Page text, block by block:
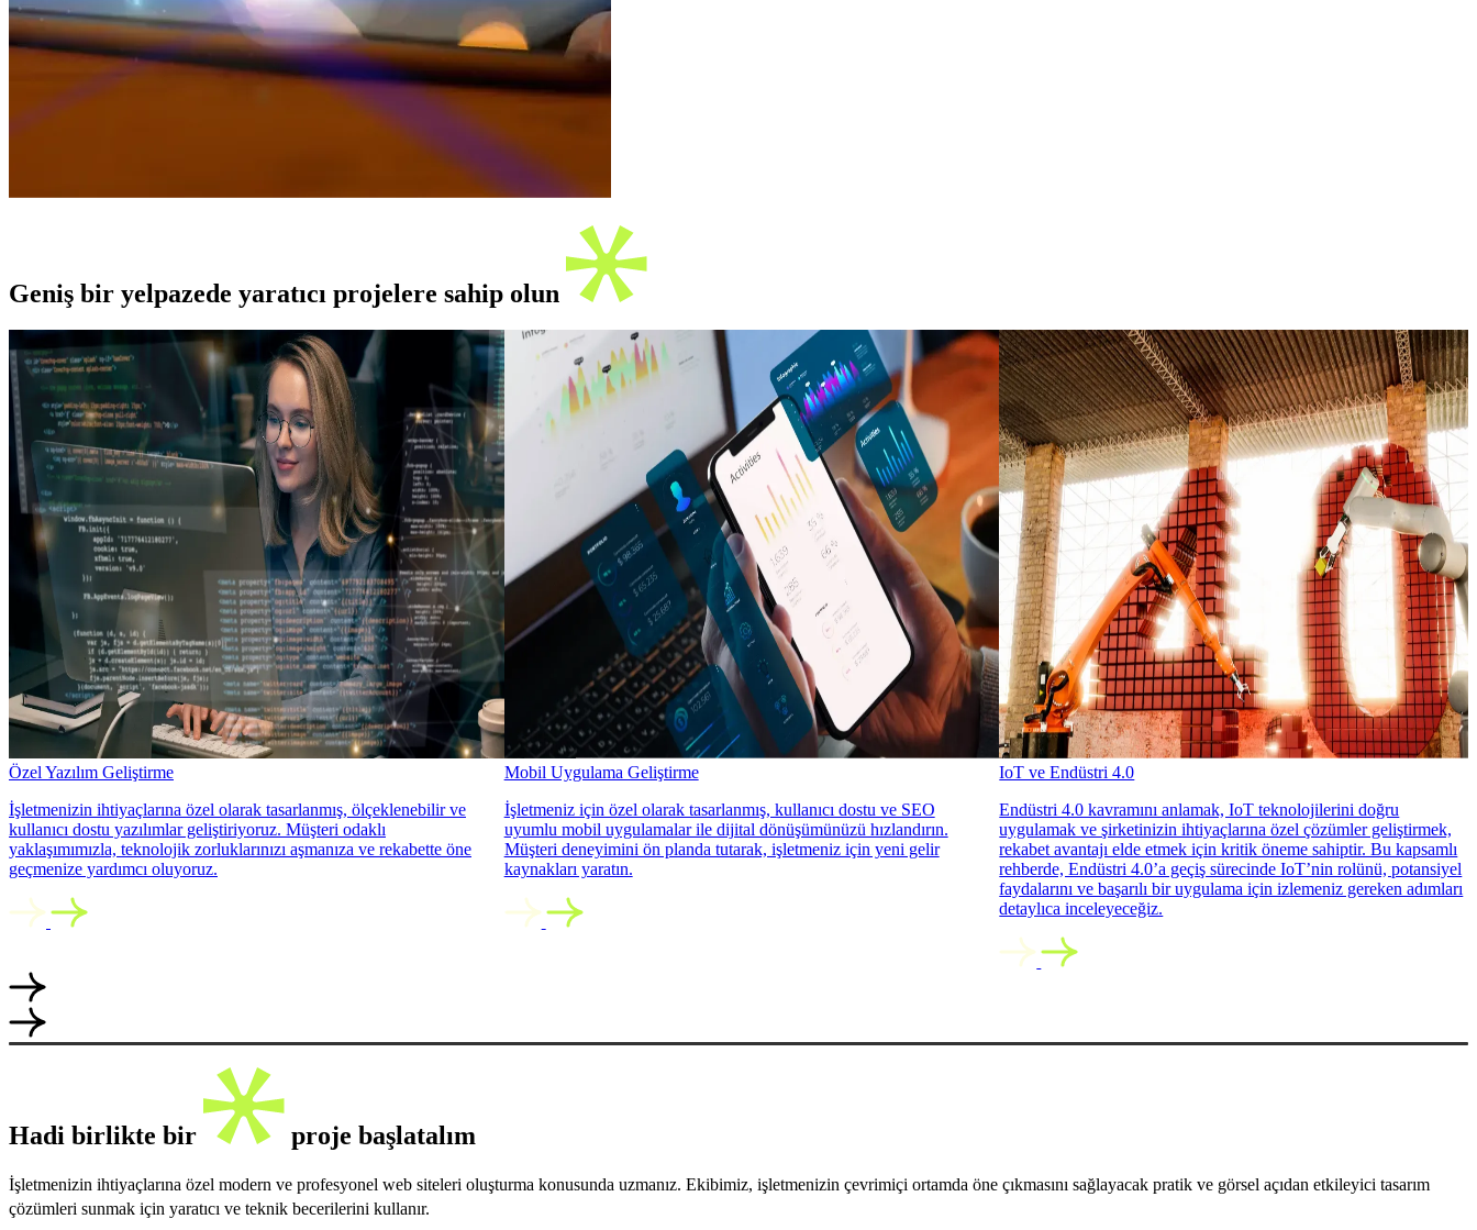
Geniş bir yelpazede yaratıcı projelere sahip olun
Özel Yazılım Geliştirme
İşletmenizin ihtiyaçlarına özel olarak tasarlanmış, ölçeklenebilir ve
kullanıcı dostu yazılımlar geliştiriyoruz. Müşteri odaklı
yaklaşımımızla, teknolojik zorluklarınızı aşmanıza ve rekabette öne
geçmenize yardımcı oluyoruz.
Mobil Uygulama Geliştirme
İşletmeniz için özel olarak tasarlanmış, kullanıcı dostu ve SEO
uyumlu mobil uygulamalar ile dijital dönüşümünüzü hızlandırın.
Müşteri deneyimini ön planda tutarak, işletmeniz için yeni gelir
kaynakları yaratın.
IoT ve Endüstri 4.0
Endüstri 4.0 kavramını anlamak, IoT teknolojilerini doğru
uygulamak ve şirketinizin ihtiyaçlarına özel çözümler geliştirmek,
rekabet avantajı elde etmek için kritik öneme sahiptir. Bu kapsamlı
rehberde, Endüstri 4.0’a geçiş sürecinde IoT’nin rolünü, potansiyel
faydalarını ve başarılı bir uygulama için izlemeniz gereken adımları
detaylıca inceleyeceğiz.
Hadi birlikte bir proje başlatalım
İşletmenizin ihtiyaçlarına özel modern ve profesyonel web siteleri oluşturma konusunda uzmanız. Ekibimiz, işletmenizin çevrimiçi ortamda öne çıkmasını sağlayacak pratik ve görsel açıdan etkileyici tasarım
çözümleri sunmak için yaratıcı ve teknik becerilerini kullanır.